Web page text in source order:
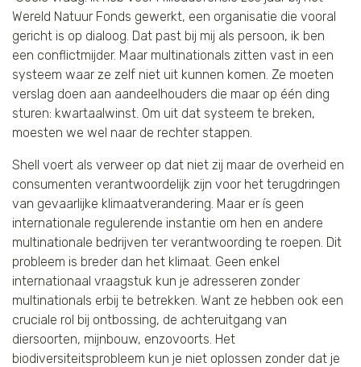
Wereld Natuur Fonds gewerkt, een organisatie die vooral
gericht is op dialoog. Dat past bij mij als persoon, ik ben
een conflictmijder. Maar multinationals zitten vast in een
systeem waar ze zelf niet uit kunnen komen. Ze moeten
verslag doen aan aandeelhouders die maar op één ding
sturen: kwartaalwinst. Om uit dat systeem te breken,
moesten we wel naar de rechter stappen.
Shell voert als verweer op dat niet zij maar de overheid en
consumenten verantwoordelijk zijn voor het terugdringen
van gevaarlijke klimaatverandering. Maar er ís geen
internationale regulerende instantie om hen en andere
multinationale bedrijven ter verantwoording te roepen. Dit
probleem is breder dan het klimaat. Geen enkel
internationaal vraagstuk kun je adresseren zonder
multinationals erbij te betrekken. Want ze hebben ook een
cruciale rol bij ontbossing, de achteruitgang van
diersoorten, mijnbouw, enzovoorts. Het
biodiversiteitsprobleem kun je niet oplossen zonder dat je